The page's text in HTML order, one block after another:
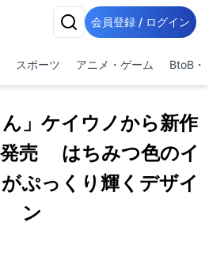
会員登録 / ログイン
スポーツ アニメ・ゲーム BtoB・
ん」ケイウノから新作
発売 はちみつ色のイ
ぷっくり輝くデザイ
ン